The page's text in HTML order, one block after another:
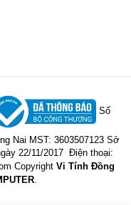
Số
Nai MST: 3603507123 Sở
22/11/2017 Điện thoại:
Copyright Vi Tính Đồng
.